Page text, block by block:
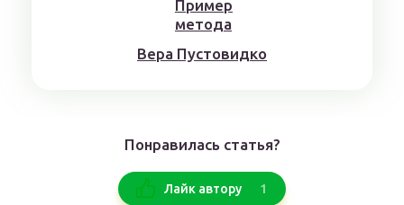
Верa Пyстoвидкo
Понравилась статья?
Лайк автору 1